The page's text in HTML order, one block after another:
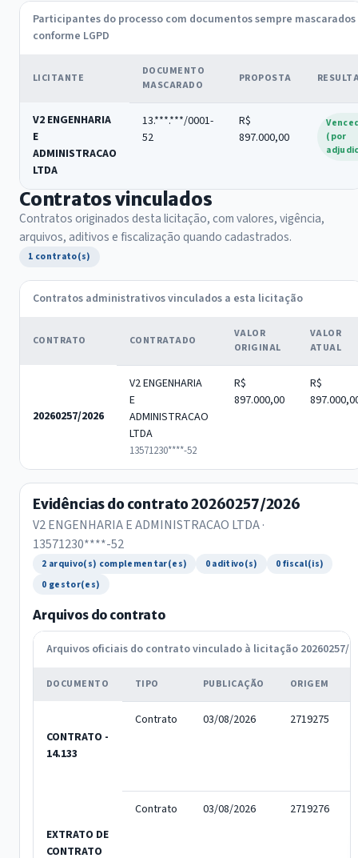
Participantes do processo com documentos sempre mascarados
conforme LGPD
LICITANTE
DOCUMENTO
MASCARADO
PROPOSTA
V2 ENGENHARIA
E
ADMINISTRACAO
LTDA
13.***.***/0001-
52
R$
897.000,00
(por
Contratos vinculados
Contratos originados desta licitação, com valores, vigência,
arquivos, aditivos e fiscalização quando cadastrados.
1 contrato(s)
Contratos administrativos vinculados a esta licitação
CONTRATO CONTRATADO
VALOR
ORIGINAL
VALOR
ATUAL
20260257/2026
V2 ENGENHARIA
E
ADMINISTRACAO
LTDA
13571230****-52
R$
897.000,00
R$
Evidências do contrato 20260257/2026
V2 ENGENHARIA E ADMINISTRACAO LTDA ·
13571230****-52
2 arquivo(s) complementar(es) 0 aditivo(s)
0 fiscal(is)
0 gestor(es)
Arquivos do contrato
Arquivos oficiais do contrato vinculado à licitação 20260257/
DOCUMENTO TIPO PUBLICAÇÃO ORIGEM
CONTRATO -
14.133
Contrato 03/08/2026 2719275
EXTRATO DE
CONTRATO
Contrato 03/08/2026 2719276